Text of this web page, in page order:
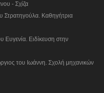
- Σχίζα
Στρατηγούλα. Καθηγήτρια
Ευγενία. Ειδίκευση στην
του Ιωάννη. Σχολή μηχανικών